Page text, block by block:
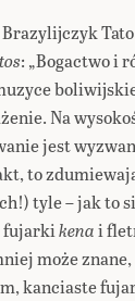
: „Bogactwo i
Na
jest
to
tyle – jak to
fujarkikenai
może
kanciaste